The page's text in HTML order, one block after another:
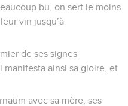
bu, on sert le moins
vin jusqu’à
de ses signes
manifesta ainsi sa gloire, et
avec sa mère, ses